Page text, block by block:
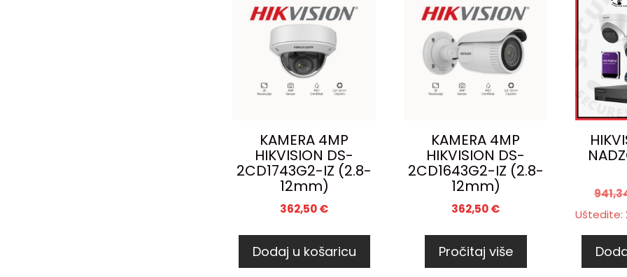
KAMERA 4MP
HIKVISION DS-
2CD1743G2-IZ (2.8-
12mm)
362,50€
Dodaj u košaricu
KAMERA 4MP
HIKVISION DS-
2CD1643G2-IZ (2.8-
12mm)
362,50€
Pročitaj više
Uštedite: